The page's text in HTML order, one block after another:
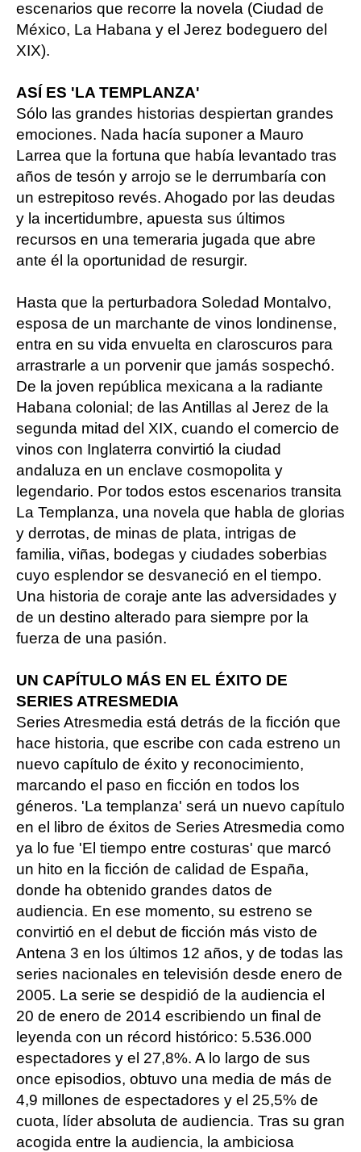
escenarios que recorre la novela (Ciudad de
México, La Habana y el Jerez bodeguero del
XIX).
ASÍ ES 'LA TEMPLANZA'
Sólo las grandes historias despiertan grandes
emociones. Nada hacía suponer a Mauro
Larrea que la fortuna que había levantado tras
años de tesón y arrojo se le derrumbaría con
un estrepitoso revés. Ahogado por las deudas
y la incertidumbre, apuesta sus últimos
recursos en una temeraria jugada que abre
ante él la oportunidad de resurgir.
Hasta que la perturbadora Soledad Montalvo,
esposa de un marchante de vinos londinense,
entra en su vida envuelta en claroscuros para
arrastrarle a un porvenir que jamás sospechó.
De la joven república mexicana a la radiante
Habana colonial; de las Antillas al Jerez de la
segunda mitad del XIX, cuando el comercio de
vinos con Inglaterra convirtió la ciudad
andaluza en un enclave cosmopolita y
legendario. Por todos estos escenarios transita
La Templanza, una novela que habla de glorias
y derrotas, de minas de plata, intrigas de
familia, viñas, bodegas y ciudades soberbias
cuyo esplendor se desvaneció en el tiempo.
Una historia de coraje ante las adversidades y
de un destino alterado para siempre por la
fuerza de una pasión.
UN CAPÍTULO MÁS EN EL ÉXITO DE
SERIES ATRESMEDIA
Series Atresmedia está detrás de la ficción que
hace historia, que escribe con cada estreno un
nuevo capítulo de éxito y reconocimiento,
marcando el paso en ficción en todos los
géneros. 'La templanza' será un nuevo capítulo
en el libro de éxitos de Series Atresmedia como
ya lo fue 'El tiempo entre costuras' que marcó
un hito en la ficción de calidad de España,
donde ha obtenido grandes datos de
audiencia. En ese momento, su estreno se
convirtió en el debut de ficción más visto de
Antena 3 en los últimos 12 años, y de todas las
series nacionales en televisión desde enero de
2005. La serie se despidió de la audiencia el
20 de enero de 2014 escribiendo un final de
leyenda con un récord histórico: 5.536.000
espectadores y el 27,8%. A lo largo de sus
once episodios, obtuvo una media de más de
4,9 millones de espectadores y el 25,5% de
cuota, líder absoluta de audiencia. Tras su gran
acogida entre la audiencia, la ambiciosa